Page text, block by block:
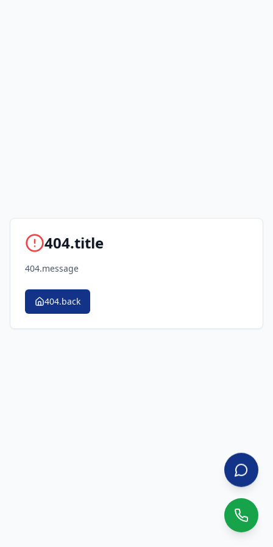
404.title
404.message
404.back